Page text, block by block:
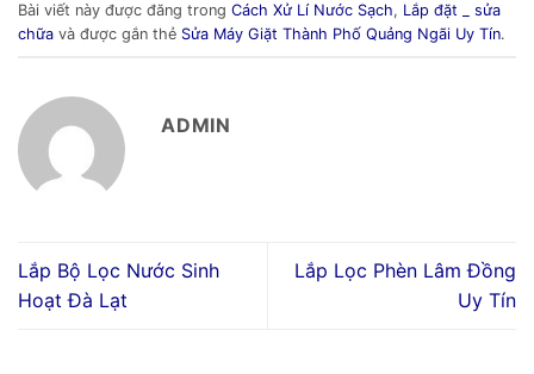
Bài viết này được đăng trong Cách Xử Lí Nước Sạch, Lắp đặt _ sửa
chữa và được gắn thẻ Sửa Máy Giặt Thành Phố Quảng Ngãi Uy Tín.
ADMIN
Lắp Bộ Lọc Nước Sinh
Hoạt Đà Lạt
Lắp Lọc Phèn Lâm Đồng
Uy Tín